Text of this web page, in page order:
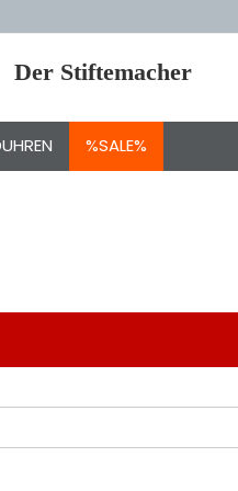
Der Stiftemacher
%SALE%